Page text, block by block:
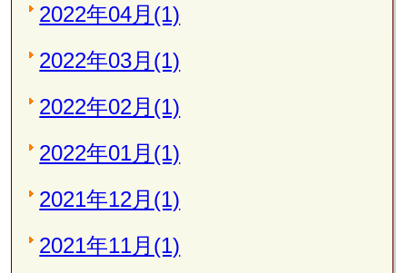
2022年04月(1)
2022年03月(1)
2022年02月(1)
2022年01月(1)
2021年12月(1)
2021年11月(1)